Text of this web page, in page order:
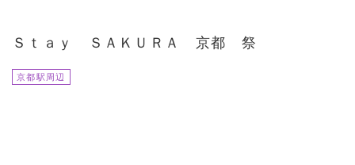
Ｓｔａｙ ＳＡＫＵＲＡ 京都 祭
京都駅周辺